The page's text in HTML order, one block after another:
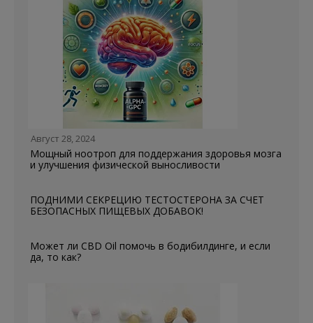
Август 28, 2024
Мощный ноотроп для поддержания здоровья мозга
и улучшения физической выносливости
ПОДНИМИ СЕКРЕЦИЮ ТЕСТОСТЕРОНА ЗА СЧЕТ
БЕЗОПАСНЫХ ПИЩЕВЫХ ДОБАВОК!
Может ли CBD Oil помочь в бодибилдинге, и если
да, то как?